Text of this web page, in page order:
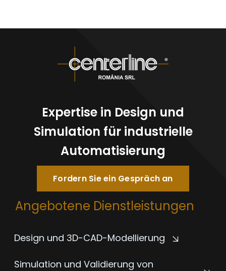
Expertise in Design und
Simulation für industrielle
Automatisierung
Fordern Sie ein Gespräch an
Angebotene Dienstleistungen
Design und 3D-CAD-Modellierung
Simulation und Validierung von